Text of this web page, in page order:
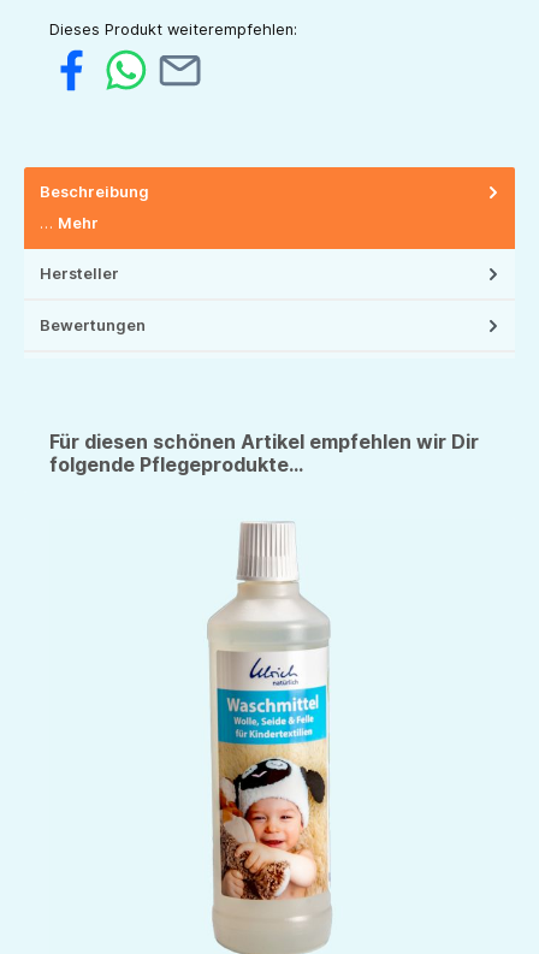
Dieses Produkt weiterempfehlen:
Beschreibung
… Mehr
Hersteller
Bewertungen
Für diesen schönen Artikel empfehlen wir Dir
folgende Pflegeprodukte...